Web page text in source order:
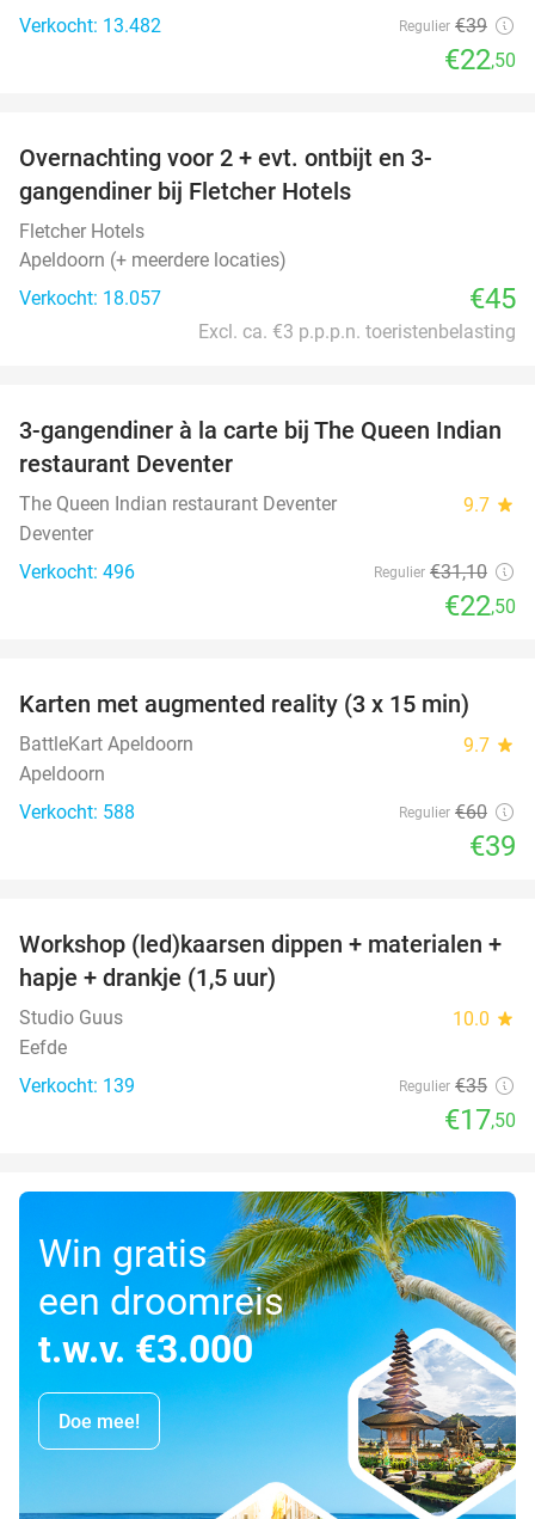
Verkocht: 13.482
Regulier €39
€22,50
Overnachting voor 2 + evt. ontbijt en 3-
gangendiner bij Fletcher Hotels
Fletcher Hotels
Apeldoorn (+ meerdere locaties)
Verkocht: 18.057
€45
Excl. ca. €3 p.p.p.n. toeristenbelasting
28%
3-gangendiner à la carte bij The Queen Indian
restaurant Deventer
The Queen Indian restaurant Deventer 9.7 star
Deventer
Verkocht: 496
Regulier €31,10
€22,50
35%
Karten met augmented reality (3 x 15 min)
BattleKart Apeldoorn 9.7 star
Apeldoorn
Verkocht: 588
Regulier €60
€39
50%
Workshop (led)kaarsen dippen + materialen +
hapje + drankje (1,5 uur)
Studio Guus 10.0 star
Eefde
Verkocht: 139
Regulier €35
€17,50
Win gratis
een droomreis
t.w.v. €3.000
Doe mee!